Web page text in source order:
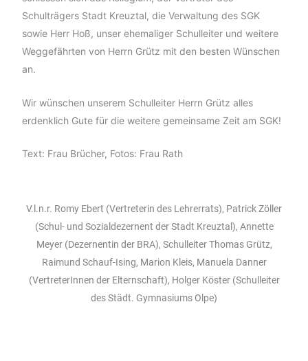
Schulträgers Stadt Kreuztal, die Verwaltung des SGK
sowie Herr Hoß, unser ehemaliger Schulleiter und weitere
Weggefährten von Herrn Grütz mit den besten Wünschen
an.
Wir wünschen unserem Schulleiter Herrn Grütz alles
erdenklich Gute für die weitere gemeinsame Zeit am SGK!
Text: Frau Brücher, Fotos: Frau Rath
V.l.n.r. Romy Ebert (Vertreterin des Lehrerrats), Patrick Zöller
(Schul- und Sozialdezernent der Stadt Kreuztal), Annette
Meyer (Dezernentin der BRA), Schulleiter Thomas Grütz,
Raimund Schauf-Ising, Marion Kleis, Manuela Danner
(VertreterInnen der Elternschaft), Holger Köster (Schulleiter
des Städt. Gymnasiums Olpe)